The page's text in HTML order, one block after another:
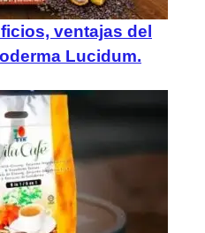
ventajas del
Lucidum.